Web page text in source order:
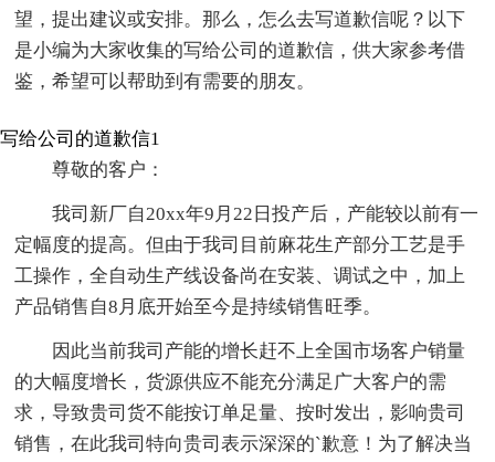
望，提出建议或安排。那么，怎么去写道歉信呢？以下
是小编为大家收集的写给公司的道歉信，供大家参考借
鉴，希望可以帮助到有需要的朋友。
写给公司的道歉信1
尊敬的客户：
我司新厂自20xx年9月22日投产后，产能较以前有一
定幅度的提高。但由于我司目前麻花生产部分工艺是手
工操作，全自动生产线设备尚在安装、调试之中，加上
产品销售自8月底开始至今是持续销售旺季。
因此当前我司产能的增长赶不上全国市场客户销量
的大幅度增长，货源供应不能充分满足广大客户的需
求，导致贵司货不能按订单足量、按时发出，影响贵司
销售，在此我司特向贵司表示深深的`歉意！为了解决当